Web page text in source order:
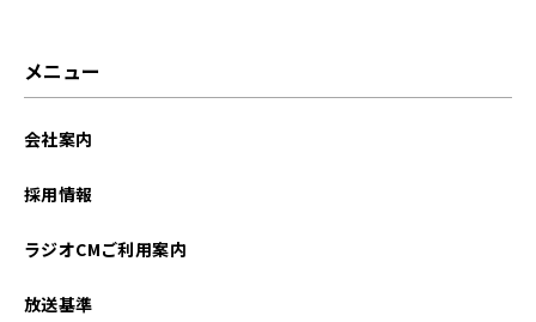
メニュー
会社案内
採用情報
ラジオCMご利用案内
放送基準